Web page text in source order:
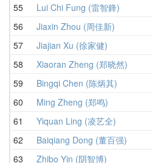
55
Lui Chi Fung (雷智鋒)
56
Jiaxin Zhou (周佳新)
57
Jiajian Xu (徐家健)
58
Xiaoran Zheng (郑晓然)
59
Bingqi Chen (陈炳其)
60
Ming Zheng (郑鸣)
61
Yiquan Ling (凌艺全)
62
Baiqiang Dong (董百强)
63
Zhibo Yin (阴智博)